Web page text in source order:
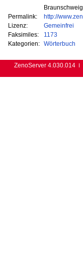
Braunschweig
Permalink:
http://
Lizenz:
Gemeinfrei
Faksimiles:
1173
Kategorien:
Wörterbuch
ZenoServer 4.030.014